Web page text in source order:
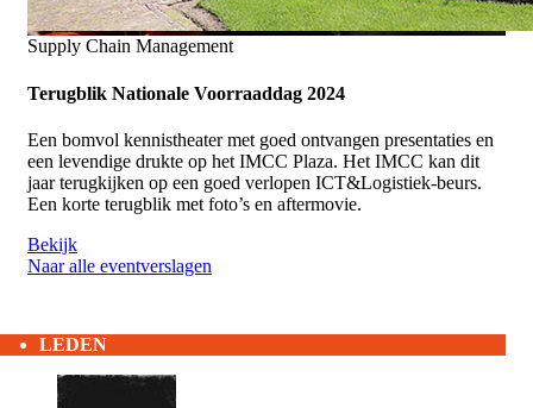
Supply Chain Management
Terugblik Nationale Voorraaddag 2024
Een bomvol kennistheater met goed ontvangen presentaties en
een levendige drukte op het IMCC Plaza. Het IMCC kan dit
jaar terugkijken op een goed verlopen ICT&Logistiek-beurs.
Een korte terugblik met foto’s en aftermovie.
Bekijk
Naar alle eventverslagen
LEDEN